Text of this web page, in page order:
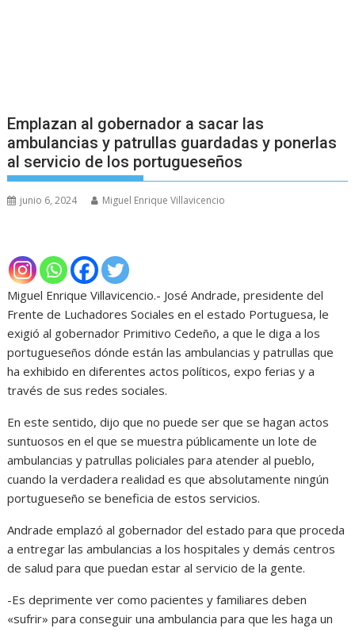
Emplazan al gobernador a sacar las
ambulancias y patrullas guardadas y ponerlas
al servicio de los portugueseños
junio 6, 2024 Miguel Enrique Villavicencio
Miguel Enrique Villavicencio.- José Andrade, presidente del
Frente de Luchadores Sociales en el estado Portuguesa, le
exigió al gobernador Primitivo Cedeño, a que le diga a los
portugueseños dónde están las ambulancias y patrullas que
ha exhibido en diferentes actos políticos, expo ferias y a
través de sus redes sociales.
En este sentido, dijo que no puede ser que se hagan actos
suntuosos en el que se muestra públicamente un lote de
ambulancias y patrullas policiales para atender al pueblo,
cuando la verdadera realidad es que absolutamente ningún
portugueseño se beneficia de estos servicios.
Andrade emplazó al gobernador del estado para que proceda
a entregar las ambulancias a los hospitales y demás centros
de salud para que puedan estar al servicio de la gente.
-Es deprimente ver como pacientes y familiares deben
«sufrir» para conseguir una ambulancia para que les haga un